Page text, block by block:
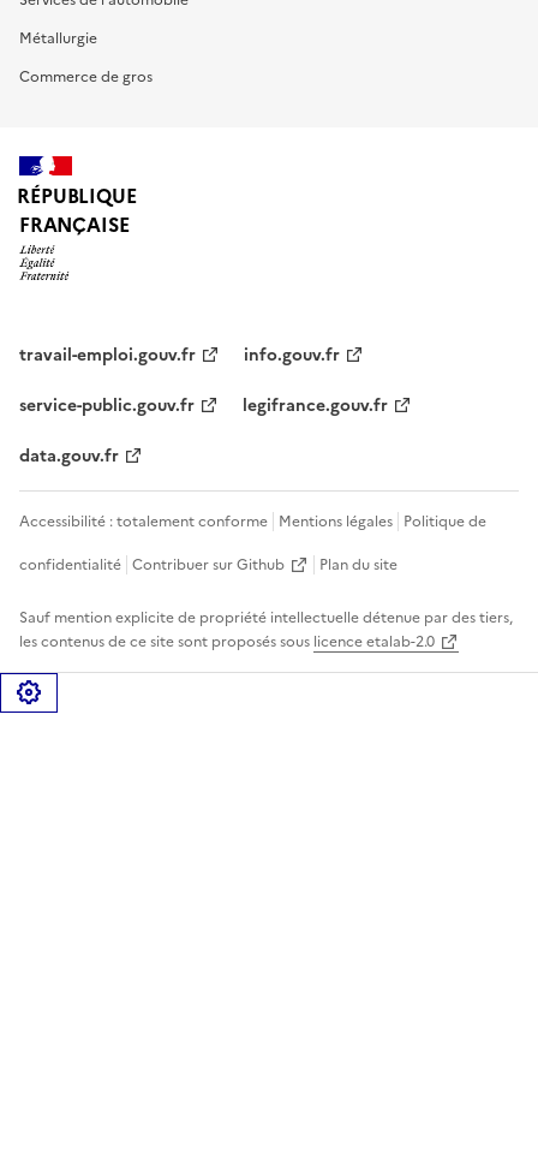
Métallurgie
Commerce de gros
RÉPUBLIQUE
FRANÇAISE
travail-emploi.gouv.fr
info.gouv.fr
service-public.gouv.fr
legifrance.gouv.fr
data.gouv.fr
Accessibilité : totalement conforme Mentions légales Politique de
confidentialité Contribuer sur Github Plan du site
Sauf mention explicite de propriété intellectuelle détenue par des tiers,
les contenus de ce site sont proposés sous licence etalab-2.0
Gérer les cookies